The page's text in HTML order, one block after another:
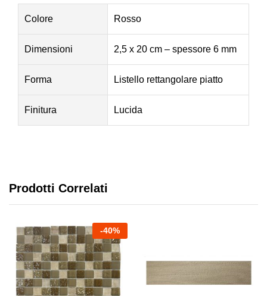
Colore Rosso
Dimensioni 2,5 x 20 cm – spessore 6 mm
Forma Listello rettangolare piatto
Finitura Lucida
Prodotti Correlati
-40%